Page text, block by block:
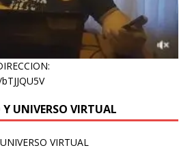
UNIVERSO VIRTUAL
VIRTUAL